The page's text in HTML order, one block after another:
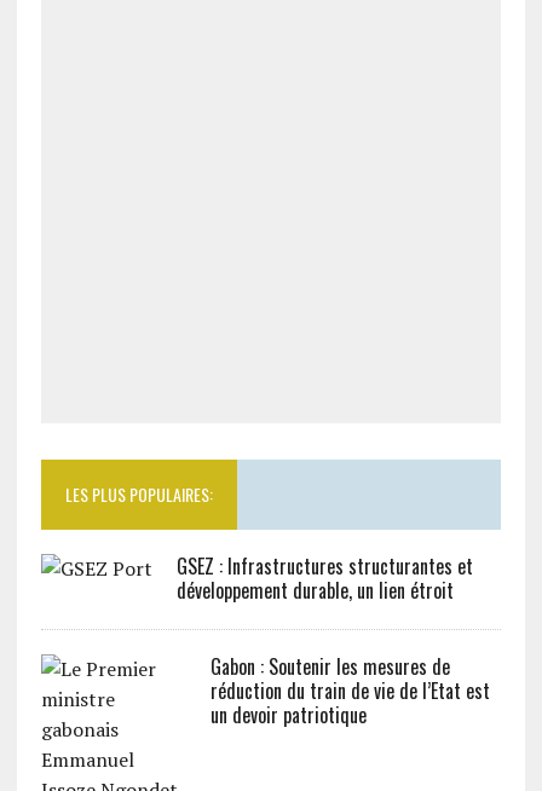
LES PLUS POPULAIRES:
GSEZ : Infrastructures structurantes et
développement durable, un lien étroit
Gabon : Soutenir les mesures de
réduction du train de vie de l’Etat est
un devoir patriotique